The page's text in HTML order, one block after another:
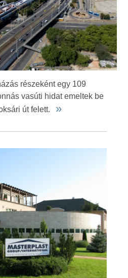
részeként egy 109
vasúti hidat emeltek be
út felett.
»